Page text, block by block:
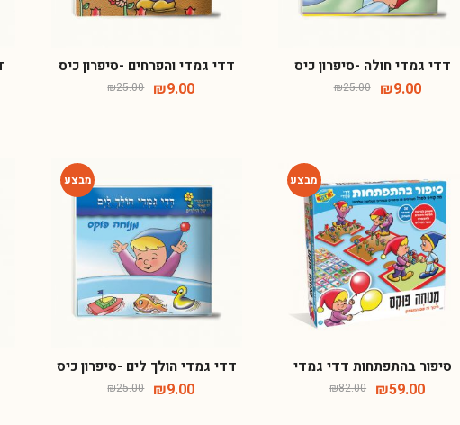
דדי גמדי חולה -סיפרון כיס
₪25.00 ₪9.00
דדי גמדי והפרחים -סיפרון כיס
₪25.00 ₪9.00
-28%
סיפור בהתפתחות דדי גמדי
₪82.00 ₪59.00
-64%
דדי גמדי הולך לים -סיפרון כיס
₪25.00 ₪9.00